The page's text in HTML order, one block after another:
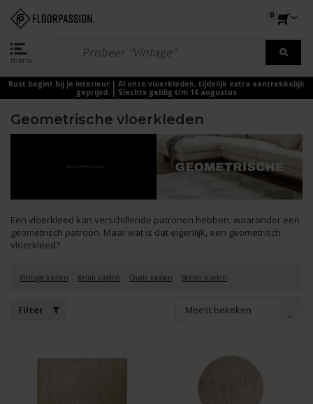
menu
0
Rust begint bij je interieur | Al onze vloerkleden, tijdelijk extra aantrekkelijk
geprijsd. | Slechts geldig t/m 16 augustus
Geometrische vloerkleden
Een vloerkleed kan verschillende patronen hebben, waaronder een
geometrisch patroon. Maar wat is dat eigenlijk, een geometrisch
vloerkleed?
Vintage kleden Kelim kleden Ovale kleden Berber kleden
Filter Meest bekeken